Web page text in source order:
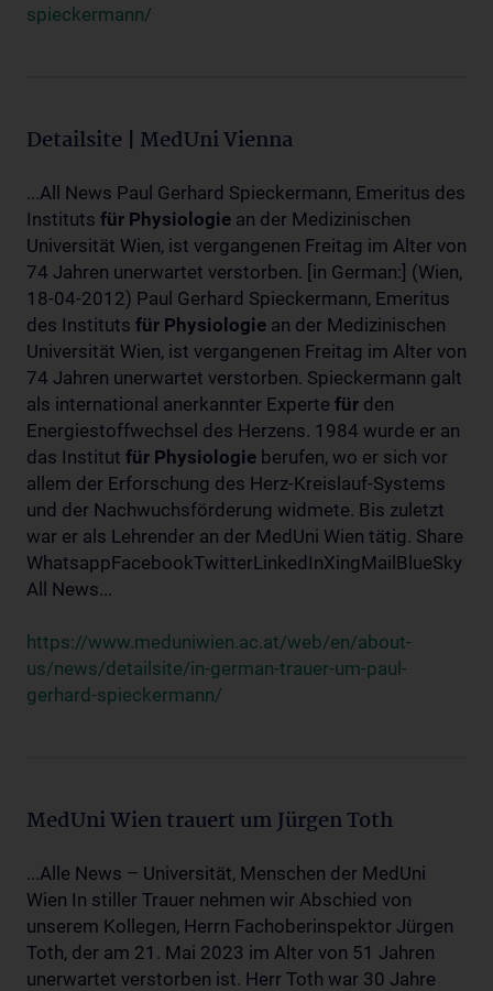
spieckermann/
Detailsite | MedUni Vienna
...All News Paul Gerhard Spieckermann, Emeritus des
Instituts für Physiologie an der Medizinischen
Universität Wien, ist vergangenen Freitag im Alter von
74 Jahren unerwartet verstorben. [in German:] (Wien,
18-04-2012) Paul Gerhard Spieckermann, Emeritus
des Instituts für Physiologie an der Medizinischen
Universität Wien, ist vergangenen Freitag im Alter von
74 Jahren unerwartet verstorben. Spieckermann galt
als international anerkannter Experte für den
Energiestoffwechsel des Herzens. 1984 wurde er an
das Institut für Physiologie berufen, wo er sich vor
allem der Erforschung des Herz-Kreislauf-Systems
und der Nachwuchsförderung widmete. Bis zuletzt
war er als Lehrender an der MedUni Wien tätig. Share
WhatsappFacebookTwitterLinkedInXingMailBlueSky
All News...
https://www.meduniwien.ac.at/web/en/about-
us/news/detailsite/in-german-trauer-um-paul-
gerhard-spieckermann/
MedUni Wien trauert um Jürgen Toth
...Alle News – Universität, Menschen der MedUni
Wien In stiller Trauer nehmen wir Abschied von
unserem Kollegen, Herrn Fachoberinspektor Jürgen
Toth, der am 21. Mai 2023 im Alter von 51 Jahren
unerwartet verstorben ist. Herr Toth war 30 Jahre